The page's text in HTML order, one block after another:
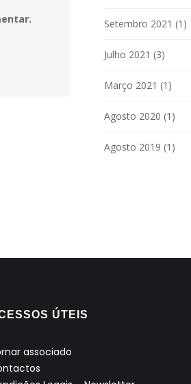
Setembro 2021 (1)
Julho 2021 (3)
Março 2021 (1)
Agosto 2020 (1)
Agosto 2019 (1)
ÚTEIS
associado